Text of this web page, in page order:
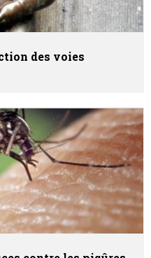
des voies